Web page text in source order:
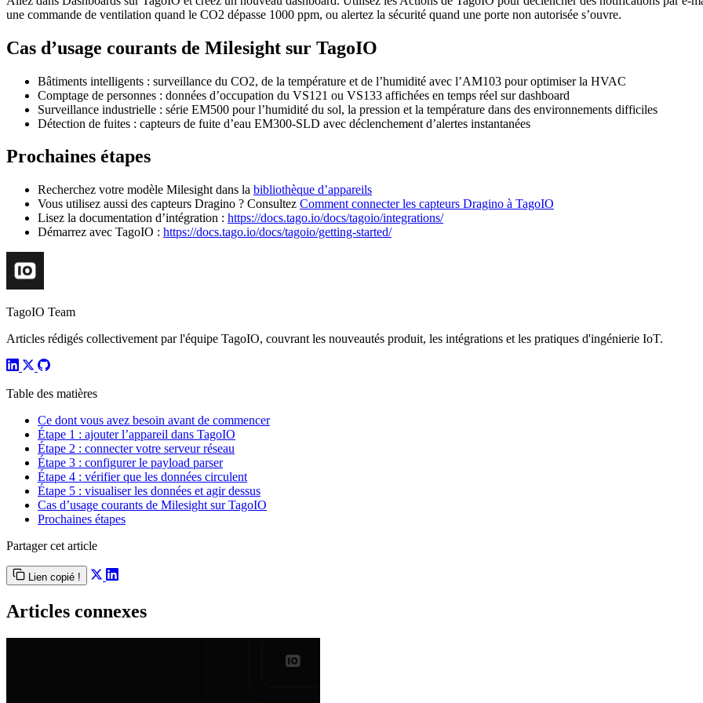
une commande de ventilation quand le CO2 dépasse 1000 ppm, ou alertez la sécurité quand une porte non autorisée s’ouvre.
Cas d’usage courants de Milesight sur TagoIO
Bâtiments intelligents : surveillance du CO2, de la température et de l’humidité avec l’AM103 pour optimiser la HVAC
Comptage de personnes : données d’occupation du VS121 ou VS133 affichées en temps réel sur dashboard
Surveillance industrielle : série EM500 pour l’humidité du sol, la pression et la température dans des environnements difficiles
Détection de fuites : capteurs de fuite d’eau EM300-SLD avec déclenchement d’alertes instantanées
Prochaines étapes
Recherchez votre modèle Milesight dans la bibliothèque d’appareils
Vous utilisez aussi des capteurs Dragino ? Consultez Comment connecter les capteurs Dragino à TagoIO
Lisez la documentation d’intégration : https://docs.tago.io/docs/tagoio/integrations/
Démarrez avec TagoIO : https://docs.tago.io/docs/tagoio/getting-started/
TagoIO Team
Articles rédigés collectivement par l'équipe TagoIO, couvrant les nouveautés produit, les intégrations et les pratiques d'ingénierie IoT.
Table des matières
Ce dont vous avez besoin avant de commencer
Étape 1 : ajouter l’appareil dans TagoIO
Étape 2 : connecter votre serveur réseau
Étape 3 : configurer le payload parser
Étape 4 : vérifier que les données circulent
Étape 5 : visualiser les données et agir dessus
Cas d’usage courants de Milesight sur TagoIO
Prochaines étapes
Partager cet article
Lien copié !
Articles connexes